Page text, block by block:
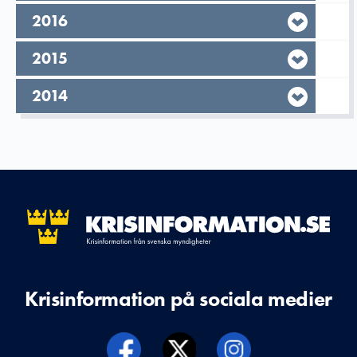
År,
2016
År,
2015
År,
2014
Krisinformation på sociala medier